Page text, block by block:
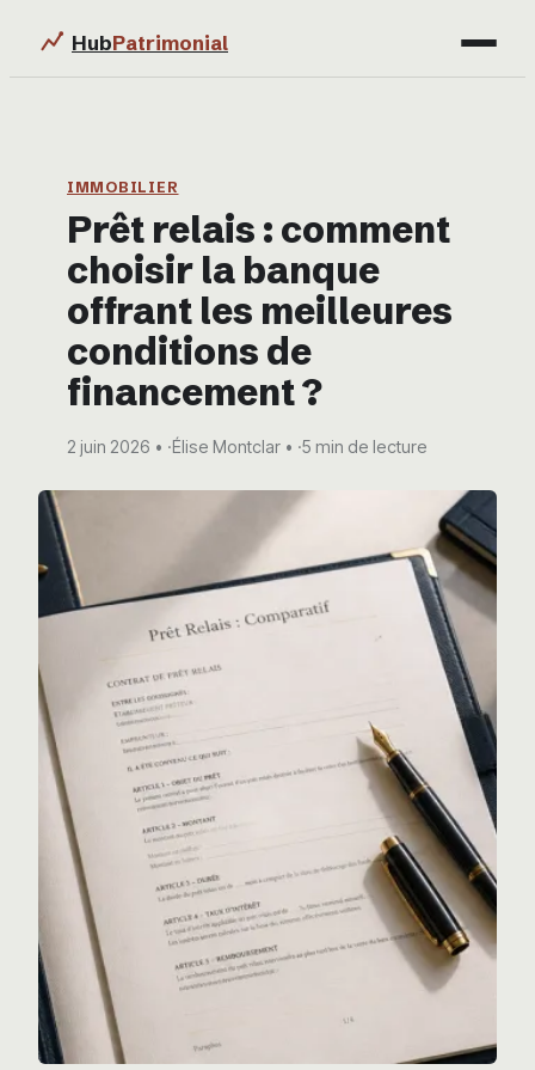
HubPatrimonial
Immobilier
Business
Éducation & Emploi
IMMOBILIER
Prêt relais : comment
choisir la banque
offrant les meilleures
conditions de
financement ?
2 juin 2026 ·Élise Montclar ·5 min de lecture